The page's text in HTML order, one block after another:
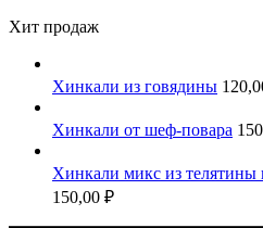
Хит продаж
Хинкали из говядины
Хинкали от шеф-повара
Хинкали микс из
150,00 ₽